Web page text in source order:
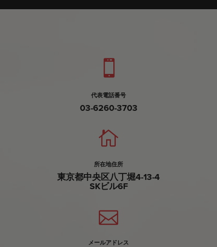
代表電話番号
03-6260-3703
所在地住所
東京都中央区八丁堀4-13-4
SKビル6F
メールアドレス